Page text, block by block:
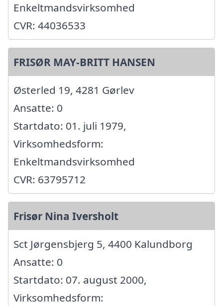
Enkeltmandsvirksomhed
CVR: 44036533
FRISØR MAY-BRITT HANSEN
Østerled 19, 4281 Gørlev
Ansatte: 0
Startdato: 01. juli 1979,
Virksomhedsform:
Enkeltmandsvirksomhed
CVR: 63795712
Frisør Nina Iversholt
Sct Jørgensbjerg 5, 4400 Kalundborg
Ansatte: 0
Startdato: 07. august 2000,
Virksomhedsform: